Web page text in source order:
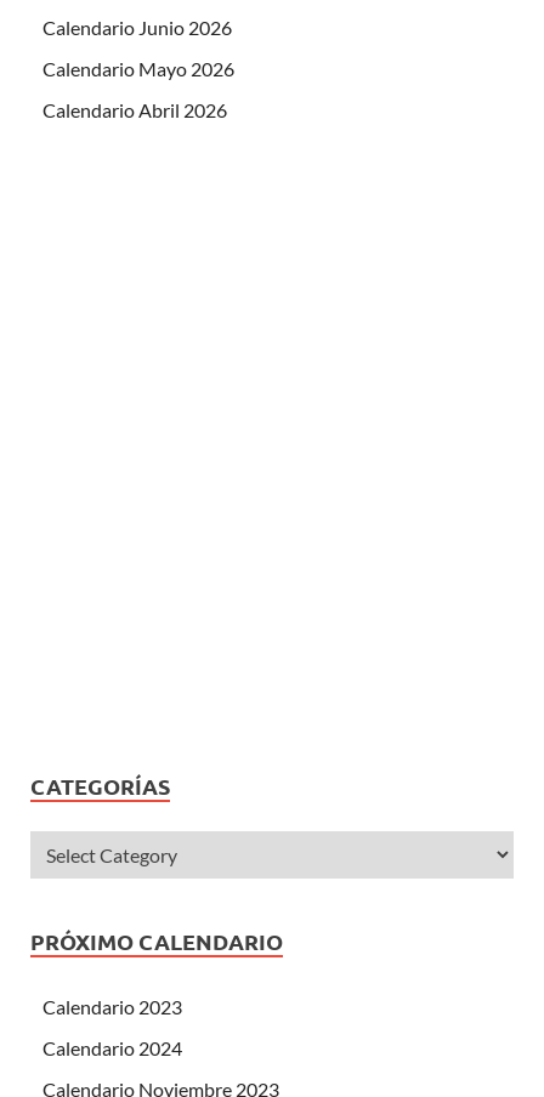
Calendario Junio 2026
Calendario Mayo 2026
Calendario Abril 2026
CATEGORÍAS
PRÓXIMO CALENDARIO
Calendario 2023
Calendario 2024
Calendario Noviembre 2023